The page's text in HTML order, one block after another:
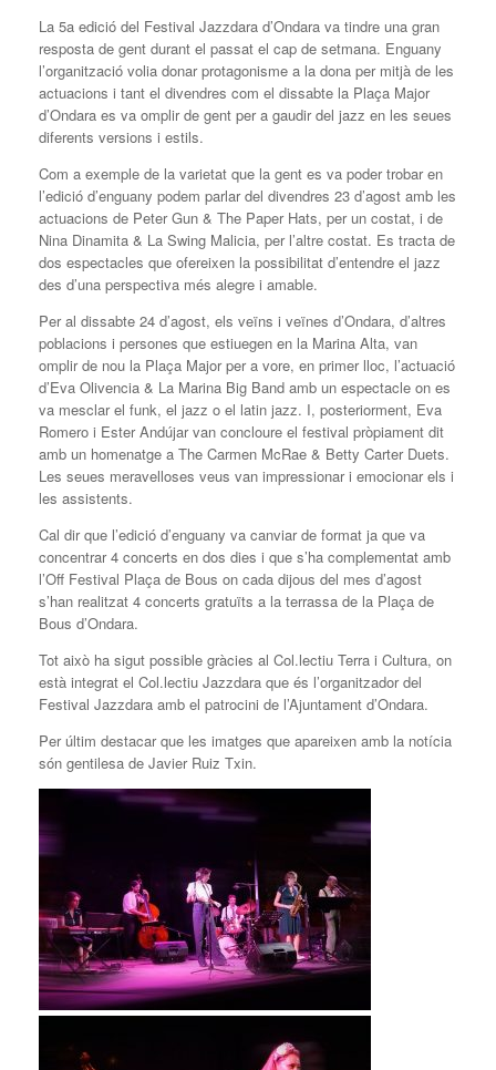
La 5a edició del Festival Jazzdara d’Ondara va tindre una gran
resposta de gent durant el passat el cap de setmana. Enguany
l’organització volia donar protagonisme a la dona per mitjà de les
actuacions i tant el divendres com el dissabte la Plaça Major
d’Ondara es va omplir de gent per a gaudir del jazz en les seues
diferents versions i estils.
Com a exemple de la varietat que la gent es va poder trobar en
l’edició d’enguany podem parlar del divendres 23 d’agost amb les
actuacions de Peter Gun & The Paper Hats, per un costat, i de
Nina Dinamita & La Swing Malicia, per l’altre costat. Es tracta de
dos espectacles que ofereixen la possibilitat d’entendre el jazz
des d’una perspectiva més alegre i amable.
Per al dissabte 24 d’agost, els veïns i veïnes d’Ondara, d’altres
poblacions i persones que estiuegen en la Marina Alta, van
omplir de nou la Plaça Major per a vore, en primer lloc, l’actuació
d’Eva Olivencia & La Marina Big Band amb un espectacle on es
va mesclar el funk, el jazz o el latin jazz. I, posteriorment, Eva
Romero i Ester Andújar van concloure el festival pròpiament dit
amb un homenatge a The Carmen McRae & Betty Carter Duets.
Les seues meravelloses veus van impressionar i emocionar els i
les assistents.
Cal dir que l’edició d’enguany va canviar de format ja que va
concentrar 4 concerts en dos dies i que s’ha complementat amb
l’Off Festival Plaça de Bous on cada dijous del mes d’agost
s’han realitzat 4 concerts gratuïts a la terrassa de la Plaça de
Bous d’Ondara.
Tot això ha sigut possible gràcies al Col.lectiu Terra i Cultura, on
està integrat el Col.lectiu Jazzdara que és l’organitzador del
Festival Jazzdara amb el patrocini de l’Ajuntament d’Ondara.
Per últim destacar que les imatges que apareixen amb la notícia
són gentilesa de Javier Ruiz Txin.